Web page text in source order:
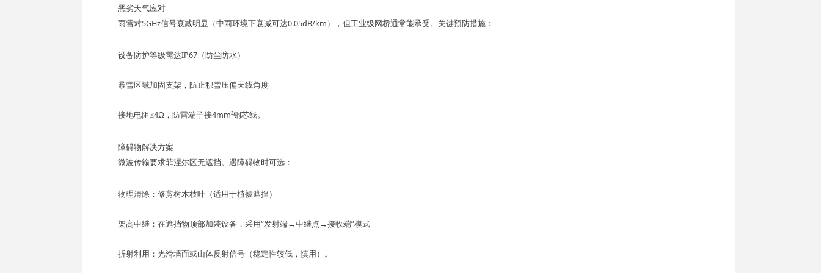
恶劣天气应对
雨雪对5GHz信号衰减明显（中雨环境下衰减可达0.05dB/km），但工业级网桥通常能承受。关键预防措施：
设备防护等级需达IP67 （防尘防水）
暴雪区域加固支架，防止积雪压偏天线角度
接地电阻≤4Ω ，防雷端子接4mm²铜芯线。
障碍物解决方案
微波传输要求菲涅尔区无遮挡。遇障碍物时可选：
物理清除 ：修剪树木枝叶（适用于植被遮挡）
架高中继 ：在遮挡物顶部加装设备，采用“发射端→中继点→接收端”模式
折射利用 ：光滑墙面或山体反射信号（稳定性较低，慎用）。